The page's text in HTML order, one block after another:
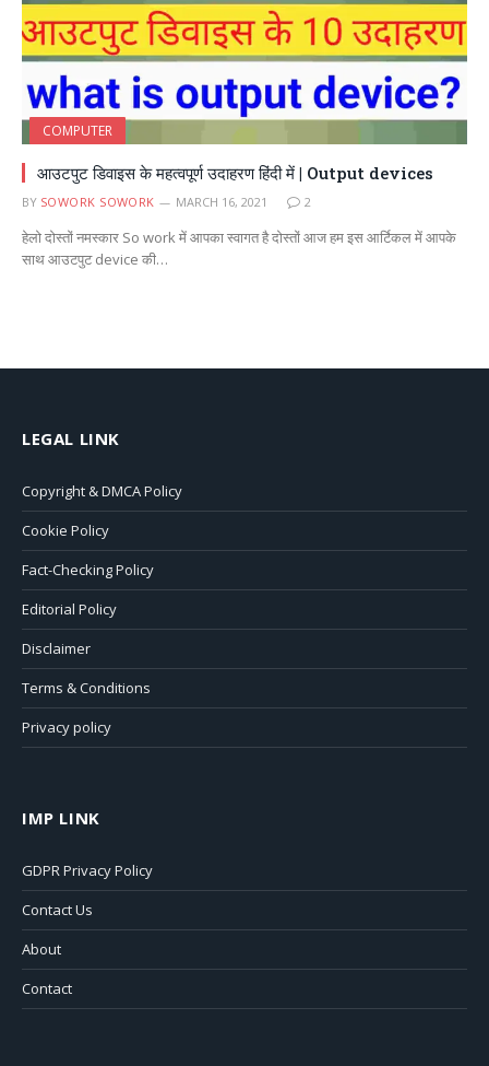
COMPUTER
आउटपुट डिवाइस के महत्वपूर्ण उदाहरण हिंदी में | Output devices
BY SOWORK SOWORK MARCH 16, 2021 2
हेलो दोस्तों नमस्कार So work में आपका स्वागत है दोस्तों आज हम इस आर्टिकल में आपके
साथ आउटपुट device की…
LEGAL LINK
Copyright & DMCA Policy
Cookie Policy
Fact-Checking Policy
Editorial Policy
Disclaimer
Terms & Conditions
Privacy policy
IMP LINK
GDPR Privacy Policy
Contact Us
About
Contact